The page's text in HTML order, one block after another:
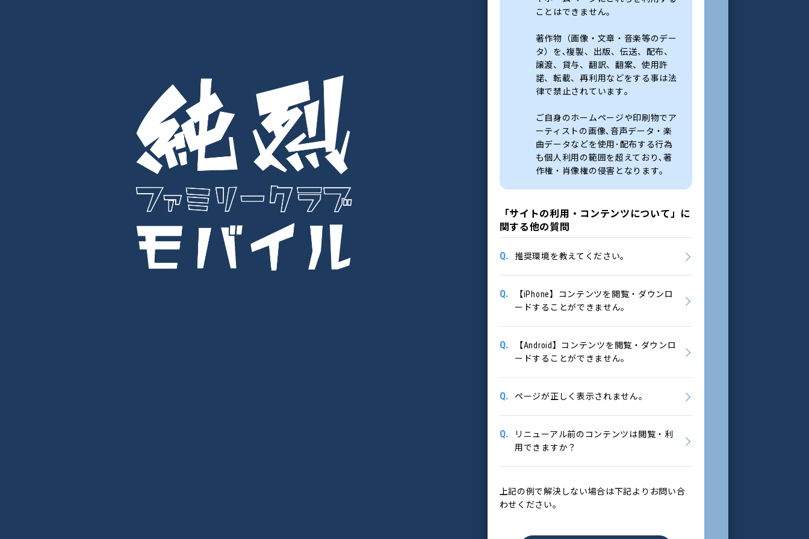
ことはできません。
著作物（画像・文章・音楽等のデー
タ）を､複製、出版、伝送、配布、
譲渡、貸与、翻訳、翻案、使用許
諾、転載、再利用などをする事は法
律で禁止されています｡
ご自身のホームページや印刷物でア
ーティストの画像､音声データ・楽
曲データなどを使用･配布する行為
も個人利用の範囲を超えており､著
作権・肖像権の侵害となります｡
「サイトの利用・コンテンツについて」に
関する他の質問
Q. 推奨環境を教えてください。
Q.
【iPhone】コンテンツを閲覧・ダウンロ
ードすることができません。
Q.
【Android】コンテンツを閲覧・ダウンロ
ードすることができません。
Q. ページが正しく表示されません。
Q.
リニューアル前のコンテンツは閲覧・利
用できますか？
上記の例で解決しない場合は下記よりお問い合
わせください。